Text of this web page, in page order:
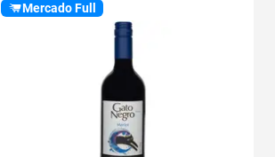
Mercado Full